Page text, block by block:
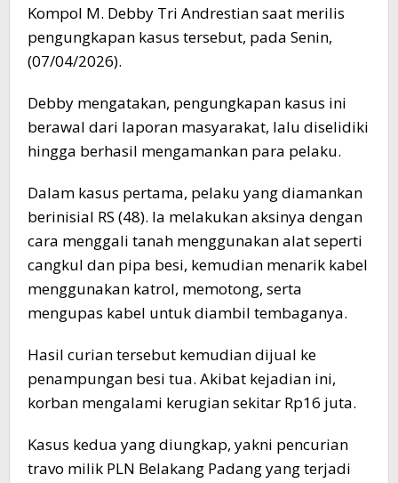
Kompol M. Debby Tri Andrestian saat merilis
pengungkapan kasus tersebut, pada Senin,
(07/04/2026).
Debby mengatakan, pengungkapan kasus ini
berawal dari laporan masyarakat, lalu diselidiki
hingga berhasil mengamankan para pelaku.
Dalam kasus pertama, pelaku yang diamankan
berinisial RS (48). Ia melakukan aksinya dengan
cara menggali tanah menggunakan alat seperti
cangkul dan pipa besi, kemudian menarik kabel
menggunakan katrol, memotong, serta
mengupas kabel untuk diambil tembaganya.
Hasil curian tersebut kemudian dijual ke
penampungan besi tua. Akibat kejadian ini,
korban mengalami kerugian sekitar Rp16 juta.
Kasus kedua yang diungkap, yakni pencurian
travo milik PLN Belakang Padang yang terjadi